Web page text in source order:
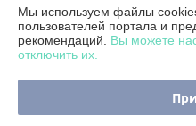
График работы
Полная версия сайта
Политика обработки
Мы используем файлы
пользователей портала и
рекомендаций. Вы можете
отключить их.